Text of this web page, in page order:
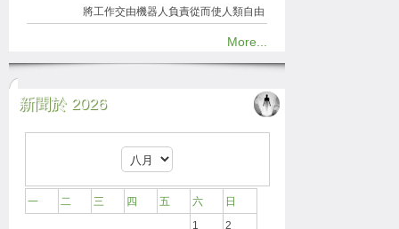
將工作交由機器人負責從而使人類自由
More...
新聞於 2026
一 二 三 四 五 六
日
1
2